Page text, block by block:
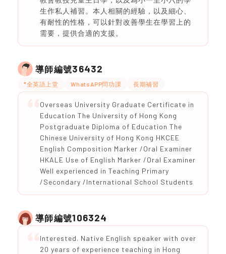
生作私人補習。本人相關的經驗，以及細心、
有耐性的性格，可以針對改善學生在學習上的
需要，提供合適的支援。
導師編號36432
*全英語上堂 WhatsAPP問功課 長期補習
Overseas University Graduate Certificate in
Education The University of Hong Kong
Postgraduate Diploma of Education The
Chinese University of Hong Kong HKCEE
English Composition Marker /Oral Examiner
HKALE Use of English Marker /Oral Examiner
Well experienced in Teaching Primary
/Secondary /International School Students
導師編號106324
Interested. Native English speaker with over
20 years of experience teaching in Hong